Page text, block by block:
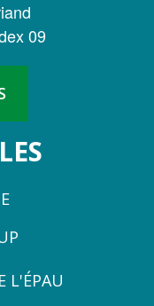
09
L'ÉPAU